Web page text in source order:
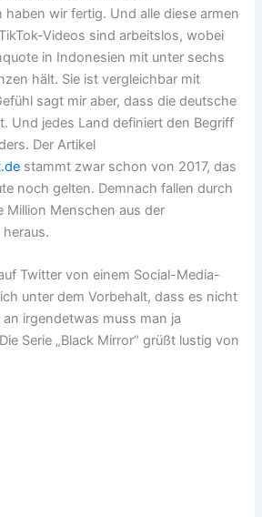
haben wir fertig. Und alle diese armen
Videos sind arbeitslos, wobei
in Indonesien mit unter sechs
hält. Sie ist vergleichbar mit
sagt mir aber, dass die deutsche
Und jedes Land definiert den Begriff
Der Artikel
stammt zwar schon von 2017, das
noch gelten. Demnach fallen durch
Million Menschen aus der
Twitter von einem Social-Media-
unter dem Vorbehalt, dass es nicht
irgendetwas muss man ja
Serie „Black Mirror“ grüßt lustig von